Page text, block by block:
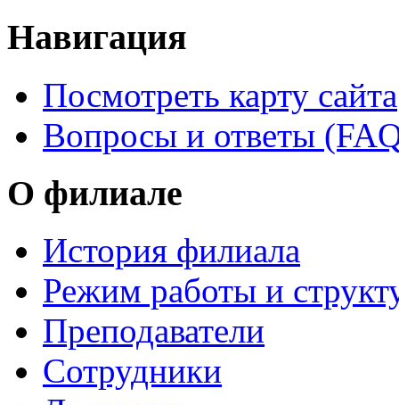
Навигация
Посмотреть карту сайта
Вопросы и ответы
О филиале
История филиала
Режим работы и
Преподаватели
Сотрудники